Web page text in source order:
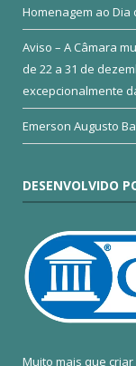
Homenagem ao Dia
Aviso – A Câmara
de 22 a 31 de
excepcionalmente
Emerson Augusto
DESENVOLVIDO
Muito mais que criar